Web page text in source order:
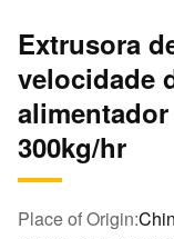
Extrusora
velocidade
300kg/hr
Place of Origin: